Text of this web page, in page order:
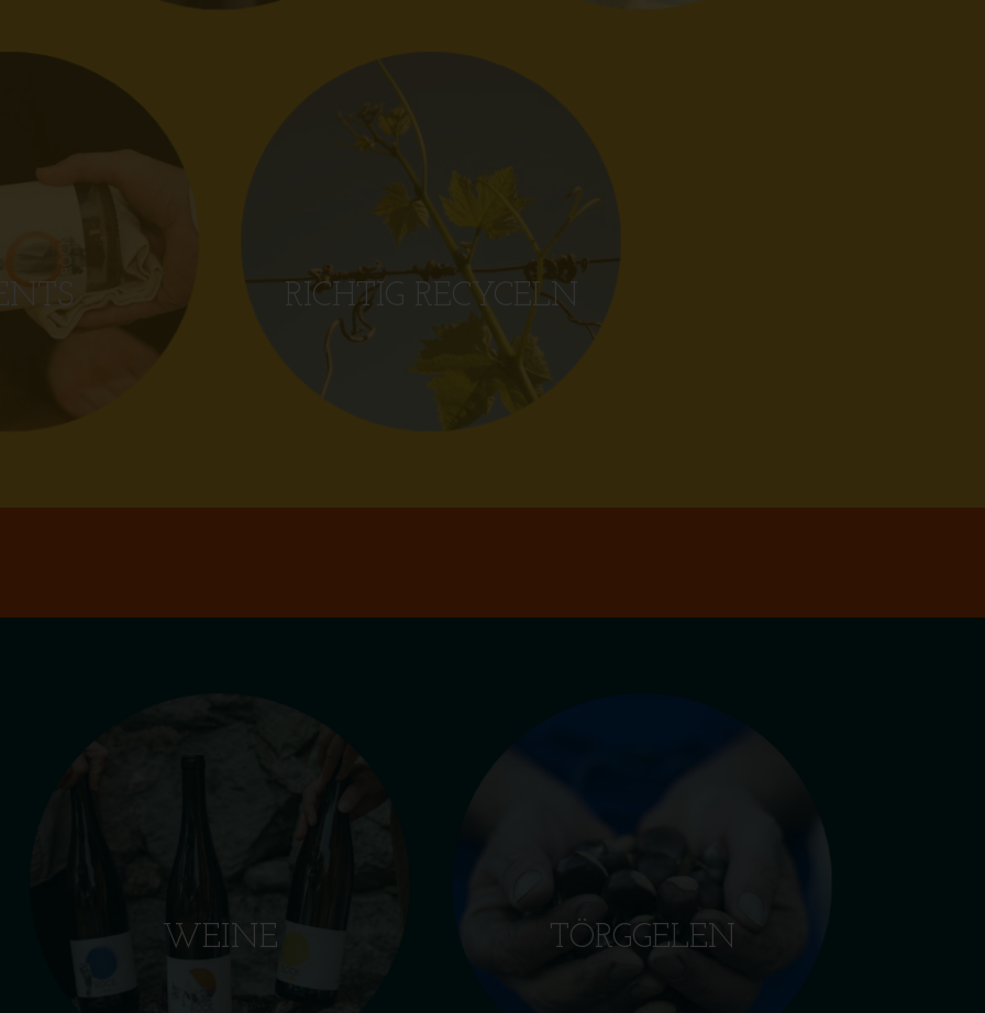
RICHTIG RECYCELN
WEINE TÖRGGELEN